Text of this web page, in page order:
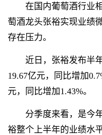
在国内葡萄酒行业
萄酒龙头张裕实现业绩
存在压力。
近日，张裕发布半
19.67亿元，同比增加
元，同比增加1.43%。
分季度来看，是今
裕整个上半年的业绩水平